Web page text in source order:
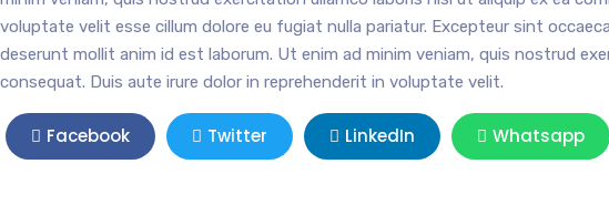
voluptate velit esse cillum dolore eu fugiat nulla pariatur. Excepteur sint
deserunt mollit anim id est laborum. Ut enim ad minim veniam, quis nostrud
consequat. Duis aute irure dolor in reprehenderit in voluptate velit.
Facebook Twitter LinkedIn Whatsapp